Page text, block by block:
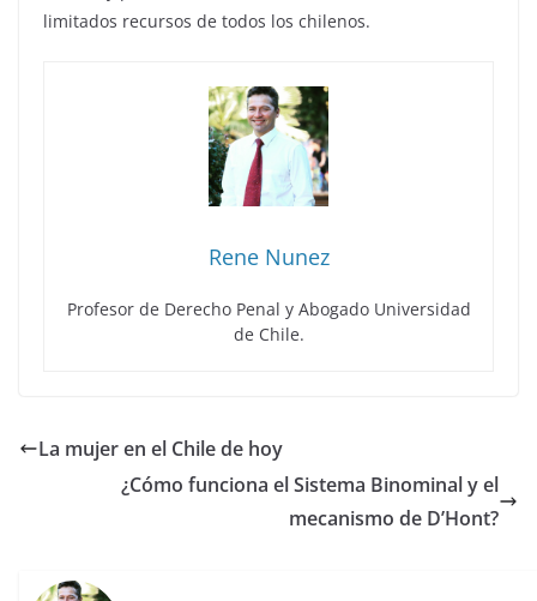
limitados recursos de todos los chilenos.
Rene Nunez
Profesor de Derecho Penal y Abogado Universidad
de Chile.
La mujer en el Chile de hoy
¿Cómo funciona el Sistema Binominal y el
mecanismo de D’Hont?